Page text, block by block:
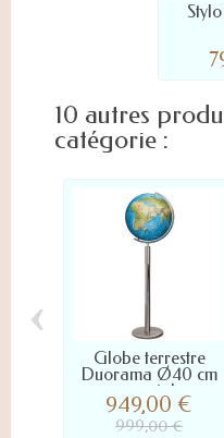
10 autres
catégorie :
Globe terrestre
Duorama Ø40 cm
en cristal...
949,00 €
999,00 €
‹